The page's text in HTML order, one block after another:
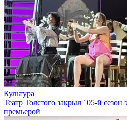
Культура
Театр Толстого закрыл 105-й сезон
премьерой